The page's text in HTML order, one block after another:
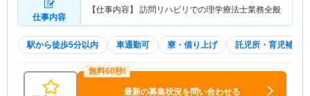
仕事内容
【仕事内容】 訪問リハビリでの理学療法士業務全般
駅から徒歩5分以内 車通勤可 寮・借り上げ 託児所・育児補助
最新の募集状況を問い合わせる